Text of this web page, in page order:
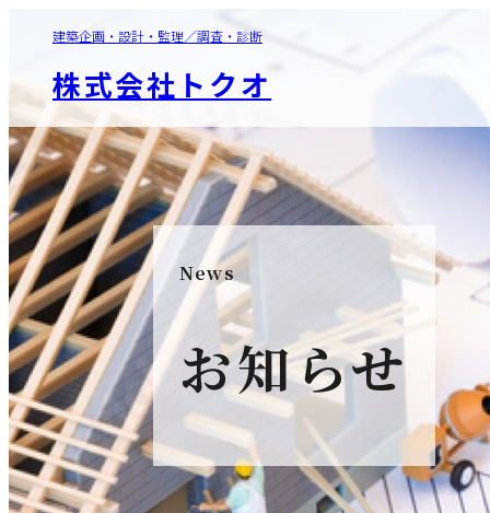
建築企画・設計・監理／調査・診断
株式会社トクオ
News
お知らせ